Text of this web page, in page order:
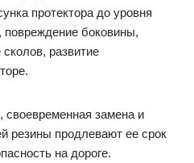
протектора до уровня
повреждение боковины,
развитие
своевременная замена и
резины продлевают ее срок
на дороге.